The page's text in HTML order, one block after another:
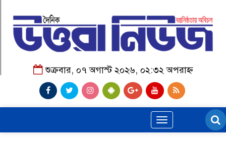
শুক্রবার, ০৭ অগাস্ট ২০২৬, ০২:৩২ অপরাহ্ন
Toggle
navigation